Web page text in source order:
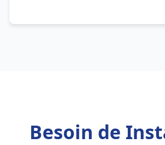
Besoin de